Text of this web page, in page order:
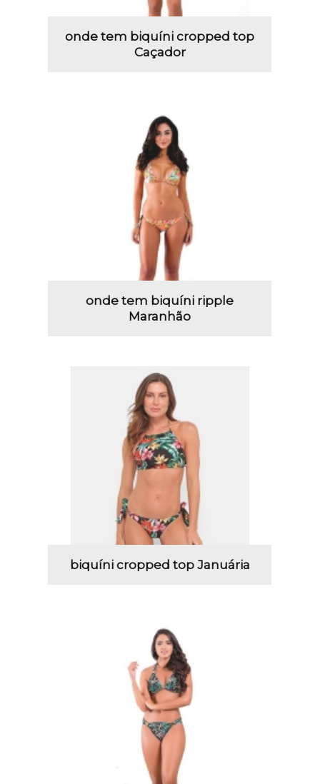
onde tem biquíni cropped top
Caçador
onde tem biquíni ripple
Maranhão
biquíni cropped top Januária